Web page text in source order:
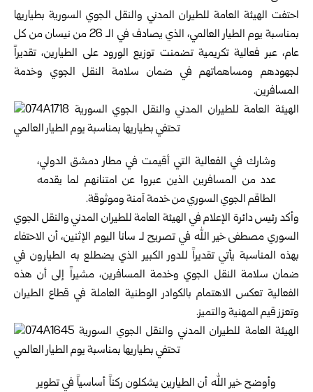
احتفت الهيئة العامة للطيران المدني والنقل الجوي السوريةبطياريها
بمناسبة يوم الطيار العالمي، الذي يصادف في الـ 26 من نيسان من كل
عام، عبر فعالية تكريمية تضمنت توزيع الورود على الطيارين، تقديراً
لجهودهم ومساهماتهم في ضمان سلامة النقل الجوي وخدمة
المسافرين.
وشارك في الفعالية التي أقيمت في مطار دمشق الدولي،
عدد من المسافرين الذين عبروا عن امتنانهم لما يقدمه
الطاقم الجوي السوري من خدمة آمنة وموثوقة.
وأكد رئيس دائرة الإعلام في الهيئة العامة للطيران المدني والنقل الجوي
السوري مصطفى خير الله في تصريح لـ سانا اليوم الإثنين، أن الاحتفاء
بهذه المناسبة يأتي تقديراً للدور الكبير الذي يضطلع به الطيارون في
ضمان سلامة النقل الجوي وخدمة المسافرين، مشيراً إلى أن هذه
الفعالية تعكس الاهتمام بالكوادر الوطنية العاملة في قطاع الطيران
وتعزز قيم المهنية والتميز.
وأوضح خير الله أن الطيارين يشكلون ركناً أساسياً في تطوير